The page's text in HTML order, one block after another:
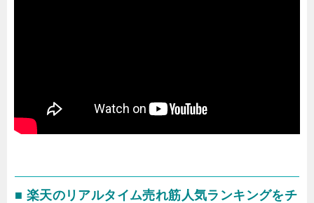
■ 楽天のリアルタイム売れ筋人気ランキングをチ